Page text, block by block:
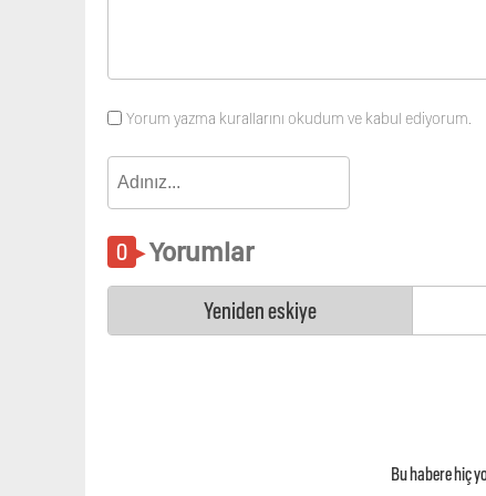
Yorum yazma kurallarını okudum ve kabul ediyorum.
Yorumlar
Yeniden eskiye
Bu habere hiç